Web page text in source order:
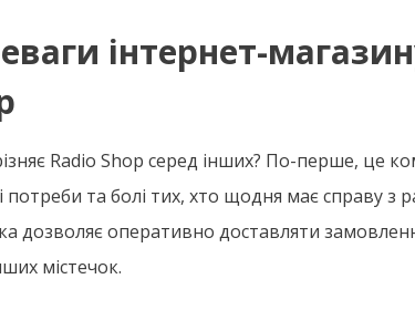
інтернет-
Radio Shop серед інших? По-перше, це
потреби та болі тих, хто щодня має справу з
дозволяє оперативно доставляти
містечок.